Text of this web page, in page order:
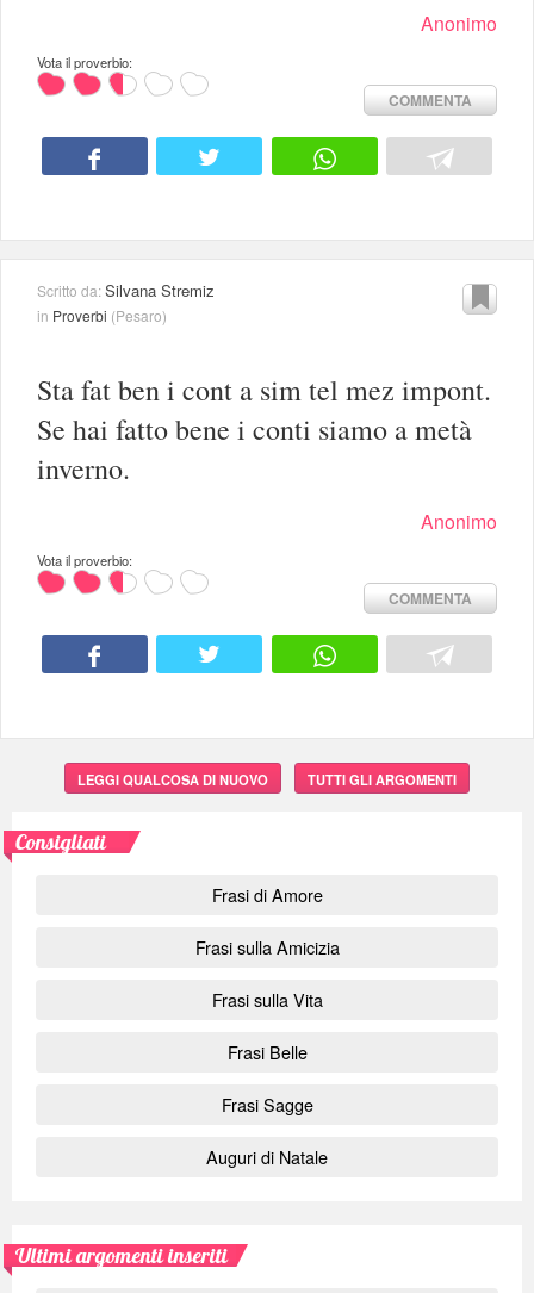
Anonimo
Vota il proverbio:
COMMENTA
Scritto da:Silvana Stremiz
in Proverbi (Pesaro)
Sta fat ben i cont a sim tel mez impont.
Se hai fatto bene i conti siamo a metà
inverno.
Anonimo
Vota il proverbio:
COMMENTA
LEGGI QUALCOSA DI NUOVO TUTTI GLI ARGOMENTI
Consigliati
Frasi di Amore
Frasi sulla Amicizia
Frasi sulla Vita
Frasi Belle
Frasi Sagge
Auguri di Natale
Ultimi argomenti inseriti